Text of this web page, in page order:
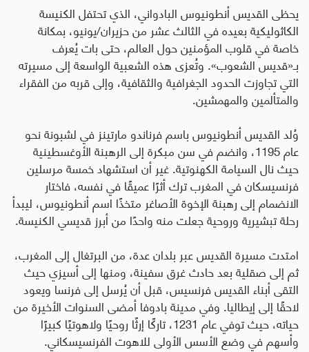
يحظى القديس أنطونيوس البادواني، الذي تحتفل الكنيسة
الكاثوليكية بعيده في الثالث عشر من حزيران/يونيو، بمكانة
خاصة في قلوب المؤمنين حول العالم، حتى بات يُعرف
بـ«قديس الشعوب». وتُعزى هذه الشعبية الواسعة إلى مسيرته
التي تجاوزت الحدود الجغرافية والثقافية، وإلى قربه من الفقراء
والمتألمين والمهمشين.
وُلد القديس أنطونيوس باسم فرناندو مارتينز في لشبونة نحو
عام 1195، وانضم في سن مبكرة إلى الرهبنة الأوغسطينية
حيث نال السيامة الكهنوتية. غير أن استشهاد خمسة مرسلين
فرنسيسكان في المغرب ترك أثرًا عميقًا في نفسه، فاختار
الانضمام إلى رهبنة الإخوة الأصاغر متخذًا اسم أنطونيوس، ليبدأ
رحلة تبشيرية وروحية جعلت منه واحدًا من أبرز قديسي الكنيسة.
امتدت مسيرة القديس عبر بلدان عدة، من البرتغال إلى المغرب،
ثم إلى صقلية بعد حادث غرق سفينة، ومنها إلى أسيزي حيث
التقى أبناء القديس فرنسيس، قبل أن يُرسل إلى فرنسا ويعود
لاحقًا إلى إيطاليا. وفي مدينة بادوفا أمضى السنوات الأخيرة من
حياته، حيث توفي عام 1231، تاركًا إرثًا روحيًا ولاهوتيًا كبيرًا
وأسهم في وضع الأسس الأولى للاهوت الفرنسيسكاني.